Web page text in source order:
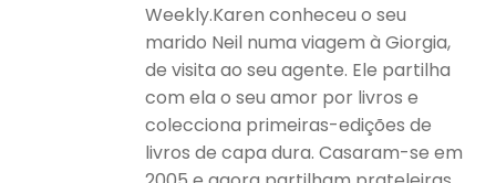
Weekly.Karen conheceu o seu
marido Neil numa viagem à Giorgia,
de visita ao seu agente. Ele partilha
com ela o seu amor por livros e
colecciona primeiras-edições de
livros de capa dura. Casaram-se em